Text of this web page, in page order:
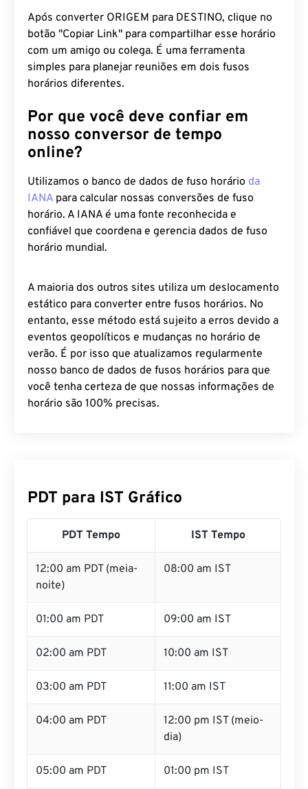
Após converter ORIGEM para DESTINO, clique no
botão "Copiar Link" para compartilhar esse horário
com um amigo ou colega. É uma ferramenta
simples para planejar reuniões em dois fusos
horários diferentes.
Por que você deve confiar em
nosso conversor de tempo
online?
Utilizamos o banco de dados de fuso horário da
IANA para calcular nossas conversões de fuso
horário. A IANA é uma fonte reconhecida e
confiável que coordena e gerencia dados de fuso
horário mundial.
A maioria dos outros sites utiliza um deslocamento
estático para converter entre fusos horários. No
entanto, esse método está sujeito a erros devido a
eventos geopolíticos e mudanças no horário de
verão. É por isso que atualizamos regularmente
nosso banco de dados de fusos horários para que
você tenha certeza de que nossas informações de
horário são 100% precisas.
PDT para IST Gráfico
PDT Tempo IST Tempo
12:00 am PDT (meia-
noite)
08:00 am IST
01:00 am PDT 09:00 am IST
02:00 am PDT 10:00 am IST
03:00 am PDT 11:00 am IST
04:00 am PDT
12:00 pm IST (meio-
dia)
05:00 am PDT 01:00 pm IST